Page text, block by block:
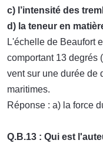
c) l’intensité des
d) la teneur en
L'échelle de Beaufort
comportant 13 degrés
vent sur une durée de
maritimes.
Réponse : a) la force
Q.B.13 : Qui est